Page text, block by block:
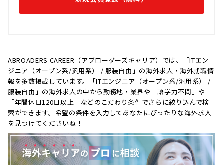
ABROADERS CAREER（アブローダーズキャリア）では、「ITエン
ジニア（オープン系/汎用系） / 服装自由」の海外求人・海外就職情
報を多数掲載しています。「ITエンジニア（オープン系/汎用系） /
服装自由」の海外求人の中から勤務地・業界や「語学力不問」や
「年間休日120日以上」などのこだわり条件でさらに絞り込んで検
索ができます。希望の条件を入力してあなたにぴったりな海外求人
を見つけてくださいね！